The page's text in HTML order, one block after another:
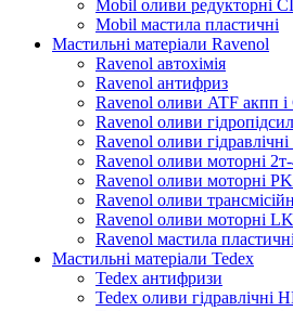
Mobil оливи редукторні
Mobil мастила пластичні
Мастильні матеріали Ravenol
Ravenol автохімія
Ravenol антифриз
Ravenol оливи ATF акпп і
Ravenol оливи
Ravenol оливи
Ravenol оливи моторні 2т-
Ravenol оливи моторні
Ravenol оливи
Ravenol оливи моторні
Ravenol мастила пластичні
Мастильні матеріали Tedex
Tedex антифризи
Tedex оливи гідравлічні